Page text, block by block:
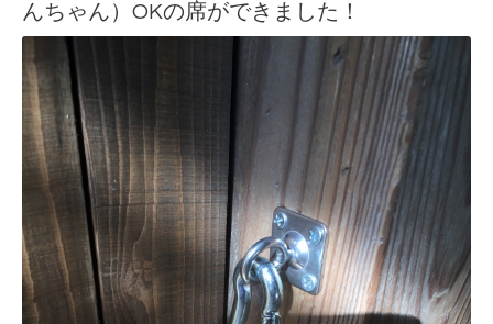
んちゃん）OKの席ができました！